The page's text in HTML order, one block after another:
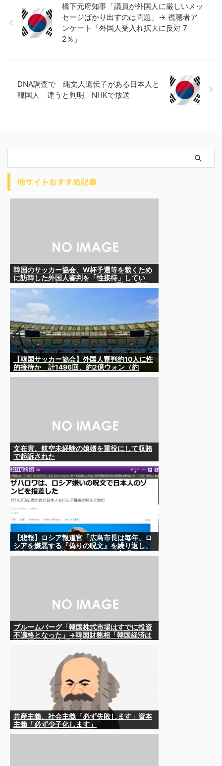
橋下元府知事「議員が外国人に厳しいメッ
セージばかり出すのは問題」→ 視聴者ア
ンケート「外国人受入れ拡大に反対 7
2％」
DNA調査で 縄文人遺伝子がある日本人と
韓国人 違うと判明 NHKで放送
他サイトおすすめ記事
韓国のサッカー協会、W杯予選等を裁くため
に訪韓した外国人審判を「性接待」してい
を持ってりゃそうなるわな
【韓国サッカー協会】外国人審判約10人に性
的接待か 計1496回、約2億ウォン（約
文在寅、航空未経験の娘婿を重役にして収賄
で起訴された
【悲報】ロシア報道官「広島市長は毎年、ロ
シアを嫌悪する『偽りの呪文』を繰り返し、
ブルームバーグ「韓国株式市場はすでに投資
不適格となった」→韓国財務相「韓国経済は
国外からどう認識されているのかって問題だ
共産主義、社会主義「必ず失敗します」資本
主義「必ず少子化します」